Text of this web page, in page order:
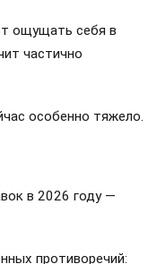
ощущать себя в
частично
особенно тяжело.
в 2026 году —
противоречий: